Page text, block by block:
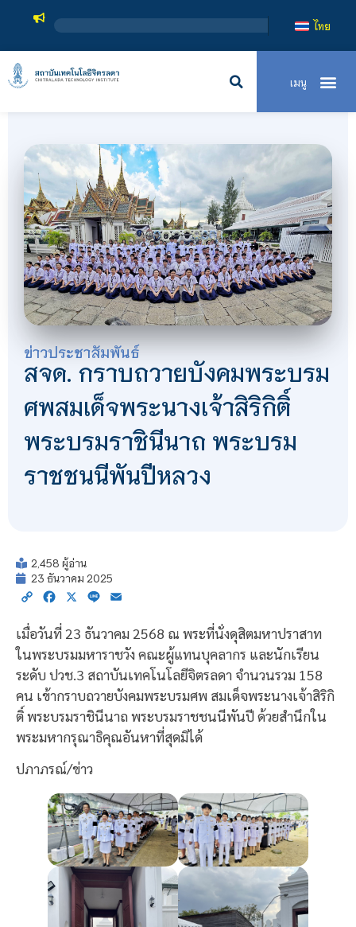
สถาบันเทคโ
ไทย
ข่าวประชาสัมพันธ์
สจด. กราบถวายบังคมพระบรม
ศพสมเด็จพระนางเจ้าสิริกิติ์
พระบรมราชินีนาถ พระบรม
ราชชนนีพันปีหลวง
2,458 ผู้อ่าน
23 ธันวาคม 2025
Copy Facebook
X Line
เมื่อวันที่ 23 ธันวาคม 2568 ณ พระที่นั่งดุสิตมหาปราสาท
ในพระบรมมหาราชวัง คณะผู้แทนบุคลากร และนักเรียน
ระดับ ปวช.3 สถาบันเทคโนโลยีจิตรลดา จำนวนรวม 158
คน เข้ากราบถวายบังคมพระบรมศพ สมเด็จพระนางเจ้าสิริกิ
ติ์ พระบรมราชินีนาถ พระบรมราชชนนีพันปี ด้วยสำนึกใน
พระมหากรุณาธิคุณอันหาที่สุดมิได้
ปภาภรณ์/ข่าว